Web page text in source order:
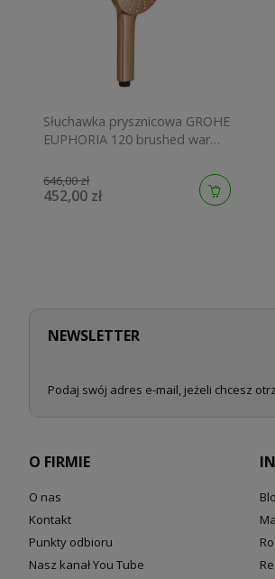
Słuchawka prysznicowa GROHE
EUPHORIA 120 brushed warm
646,00 zł
452,00 zł
NEWSLETTER
Podaj swój adres e-mail, jeżeli chcesz
O FIRMIE
O nas
Kontakt
Punkty odbioru
Nasz kanał You Tube